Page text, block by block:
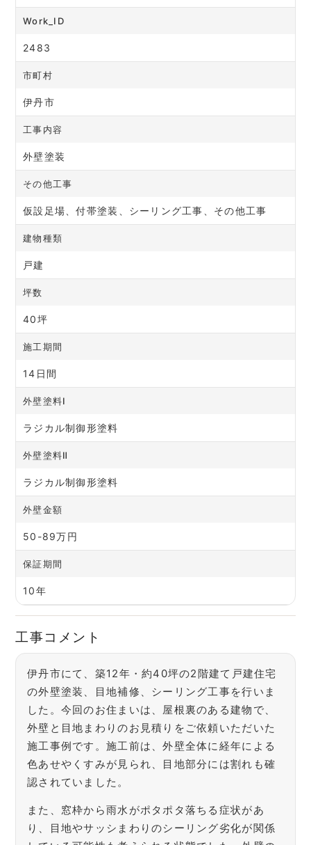
Work_ID
2483
市町村
伊丹市
工事内容
外壁塗装
その他工事
仮設足場、付帯塗装、シーリング工事、その他工事
建物種類
戸建
坪数
40坪
施工期間
14日間
外壁塗料Ⅰ
ラジカル制御形塗料
外壁塗料Ⅱ
ラジカル制御形塗料
外壁金額
50-89万円
保証期間
10年
工事コメント
伊丹市にて、築12年・約40坪の2階建て戸建住宅
の外壁塗装、目地補修、シーリング工事を行いま
した。今回のお住まいは、屋根裏のある建物で、
外壁と目地まわりのお見積りをご依頼いただいた
施工事例です。施工前は、外壁全体に経年による
色あせやくすみが見られ、目地部分には割れも確
認されていました。
また、窓枠から雨水がポタポタ落ちる症状があ
り、目地やサッシまわりのシーリング劣化が関係